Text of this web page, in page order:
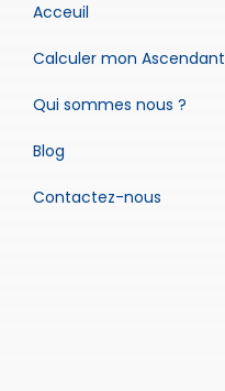
Acceuil
Calculer mon Ascendant
Qui sommes nous ?
Blog
Contactez-nous